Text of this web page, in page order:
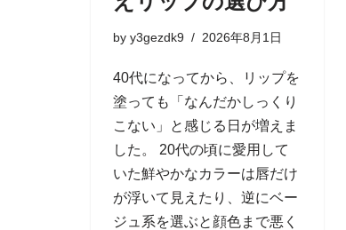
by y3gezdk9 2026年8月1日
40代になってから、リップを
塗っても「なんだかしっくり
こない」と感じる日が増えま
した。 20代の頃に愛用して
いた鮮やかなカラーは唇だけ
が浮いて見えたり、逆にベー
ジュ系を選ぶと顔色まで悪く